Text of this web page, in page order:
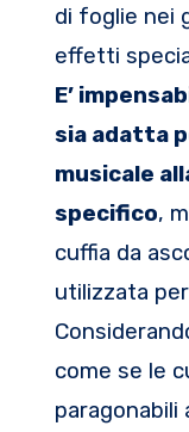
di foglie nei
effetti
E’
sia adatta
musicale
specifico,
cuffia da
utilizzata
come se le
paragonabili